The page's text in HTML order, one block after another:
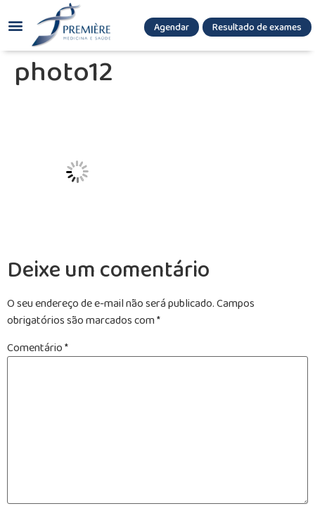
Agendar Resultado de exames
photo12
Deixe um comentário
O seu endereço de e-mail não será publicado.Campos
obrigatórios são marcados com*
Comentário*